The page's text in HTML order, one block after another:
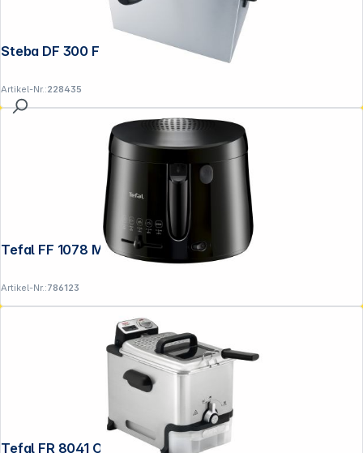
Steba DF 300 Fritteuse 5 Liter
Artikel-Nr.:228435
Tefal FF 1078 Maxi Fry Fritteuse
Artikel-Nr.:786123
Tefal FR 8041 OLEOCLEAN